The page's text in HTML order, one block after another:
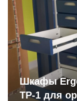
Шкафы
TP-1 для